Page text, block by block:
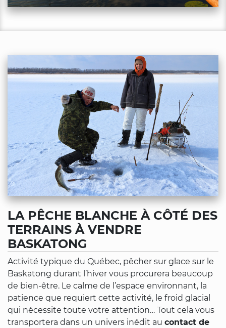
LA PÊCHE BLANCHE À CÔTÉ DES
TERRAINS À VENDRE
BASKATONG
Activité typique du Québec, pêcher sur glace sur le
Baskatong durant l’hiver vous procurera beaucoup
de bien-être. Le calme de l’espace environnant, la
patience que requiert cette activité, le froid glacial
qui nécessite toute votre attention… Tout cela vous
transportera dans un univers inédit au contact de